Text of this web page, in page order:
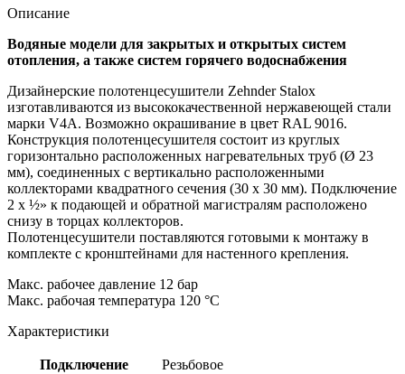
Описание
Водяные модели для закрытых и открытых систем
отопления, а также систем горячего водоснабжения
Дизайнерские полотенцесушители Zehnder Stalox
изготавливаются из высококачественной нержавеющей стали
марки V4A. Возможно окрашивание в цвет RAL 9016.
Конструкция полотенцесушителя состоит из круглых
горизонтально расположенных нагревательных труб (Ø 23
мм), соединенных с вертикально расположенными
коллекторами квадратного сечения (30 x 30 мм). Подключение
2 х ½» к подающей и обратной магистралям расположено
снизу в торцах коллекторов.
Полотенцесушители поставляются готовыми к монтажу в
комплекте с кронштейнами для настенного крепления.
Макс. рабочее давление 12 бар
Макс. рабочая температура 120 °C
Характеристики
Подключение Резьбовое